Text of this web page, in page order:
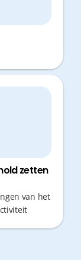
zetten
van het